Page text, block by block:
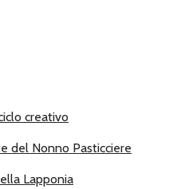
creativo
del Nonno Pasticciere
Lapponia